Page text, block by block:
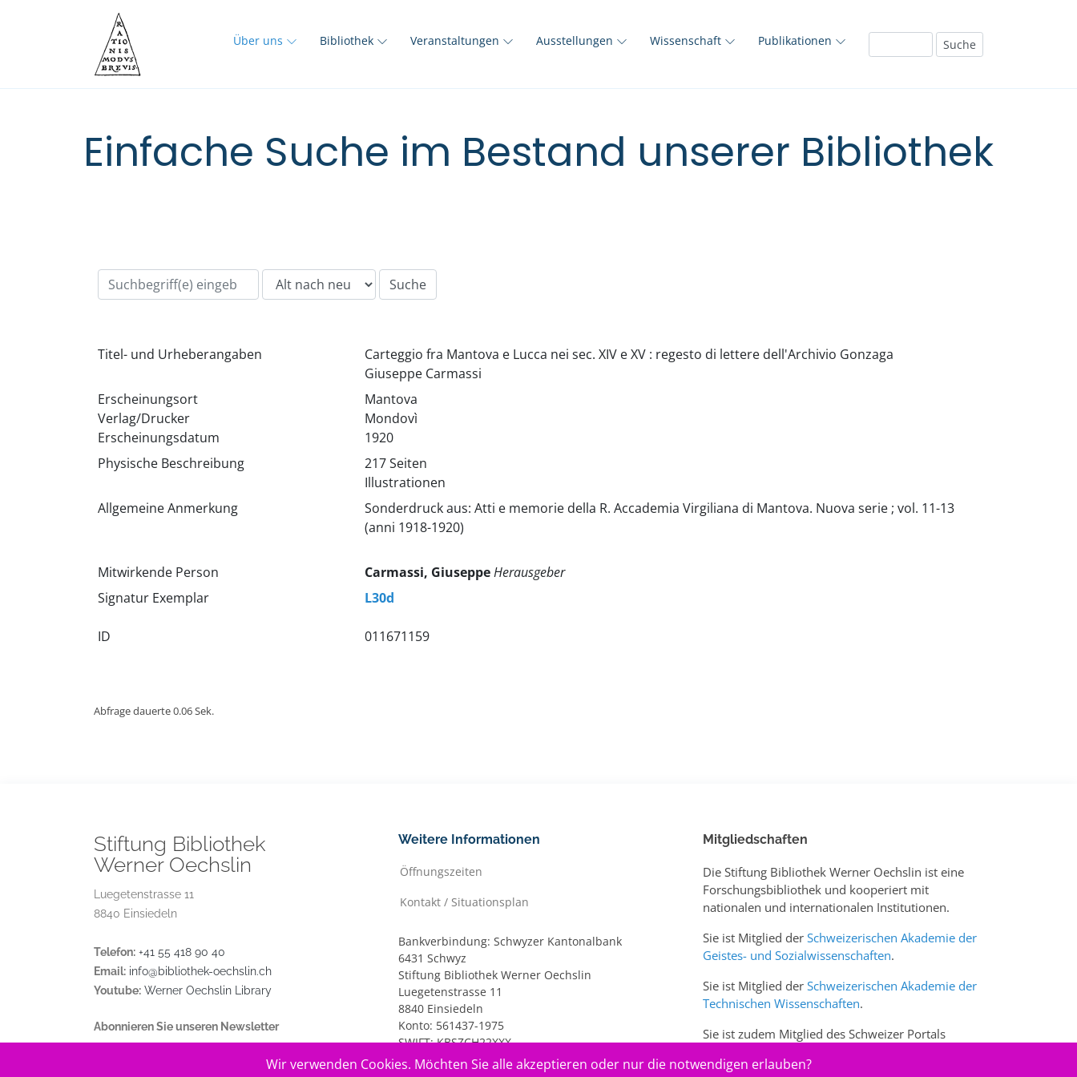
Über uns Bibliothek Veranstaltungen Ausstellungen Wissenschaft Publikationen
Einfache Suche im Bestand unserer Bibliothek
Titel- und Urheberangaben
Carteggio fra Mantova e Lucca nei sec. XIV e XV : regesto di lettere dell'Archivio Gonzaga
Giuseppe Carmassi
Erscheinungsort
Verlag/Drucker
Erscheinungsdatum
Mantova
Mondovì
1920
Physische Beschreibung
217 Seiten
Illustrationen
Allgemeine Anmerkung
Sonderdruck aus: Atti e memorie della R. Accademia Virgiliana di Mantova. Nuova serie ; vol. 11-13
(anni 1918-1920)
Mitwirkende Person Carmassi, GiuseppeHerausgeber
Signatur Exemplar
L30d
ID 011671159
Abfrage dauerte 0.06 Sek.
Stiftung Bibliothek
Werner Oechslin
Luegetenstrasse 11
8840 Einsiedeln
Telefon: +41 55 418 90 40
Email: info@bibliothek-oechslin.ch
Youtube: Werner Oechslin Library
Abonnieren Sie unseren Newsletter
Weitere Informationen
Öffnungszeiten
Kontakt / Situationsplan
Bankverbindung: Schwyzer Kantonalbank
6431 Schwyz
Stiftung Bibliothek Werner Oechslin
Luegetenstrasse 11
8840 Einsiedeln
Konto: 561437-1975
SWIFT: KBSZCH22XXX
IBAN: CH20 0077 7005 6143 7197 5
Mitgliedschaften
Die Stiftung Bibliothek Werner Oechslin ist eine
Forschungsbibliothek und kooperiert mit
nationalen und internationalen Institutionen.
Sie ist Mitglied der Schweizerischen Akademie der
Geistes- und Sozialwissenschaften.
Sie ist Mitglied der Schweizerischen Akademie der
Technischen Wissenschaften.
Sie ist zudem Mitglied des Schweizer Portals
Wir verwenden Cookies. Möchten Sie alle akzeptieren oder nur die notwendigen erlauben?